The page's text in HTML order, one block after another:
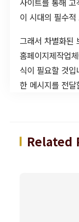
사이트를 통해
이 시대의 필수
그래서 차별화된
홈페이지제작업
식이 필요할 것
한 메시지를 전
Related